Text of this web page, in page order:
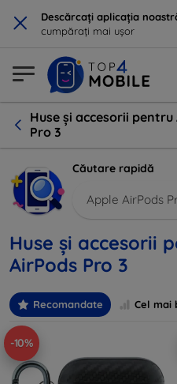
× Descărcați aplicația
cumpărați mai ușor
Huse și accesorii pentru
Pro 3
Căutare rapidă
Apple AirPods
Huse și accesorii
AirPods Pro 3
Recomandate Cel mai
-10%